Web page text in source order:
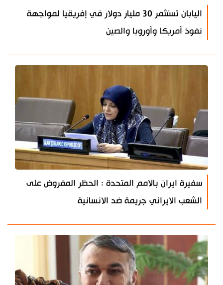
اليابان تستثمر 30 مليار دولار في إفريقيا لمواجهة
نفوذ أمريكا وأوروبا والصين
سفيرة ايران بالامم المتحدة : الحظر المفروض على
الشعب الايراني جريمة ضد الانسانية